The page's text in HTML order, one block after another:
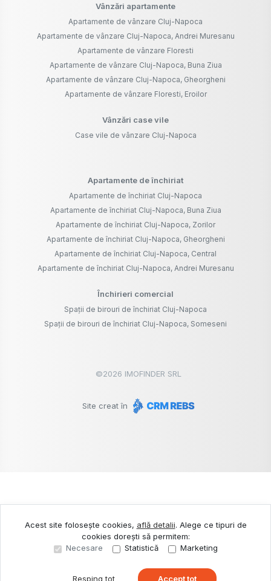
Vânzări apartamente
Apartamente de vânzare Cluj-Napoca
Apartamente de vânzare Cluj-Napoca, Andrei Muresanu
Apartamente de vânzare Floresti
Apartamente de vânzare Cluj-Napoca, Buna Ziua
Apartamente de vânzare Cluj-Napoca, Gheorgheni
Apartamente de vânzare Floresti, Eroilor
Vânzări case vile
Case vile de vânzare Cluj-Napoca
Apartamente de închiriat
Apartamente de închiriat Cluj-Napoca
Apartamente de închiriat Cluj-Napoca, Buna Ziua
Apartamente de închiriat Cluj-Napoca, Zorilor
Apartamente de închiriat Cluj-Napoca, Gheorgheni
Apartamente de închiriat Cluj-Napoca, Central
Apartamente de închiriat Cluj-Napoca, Andrei Muresanu
Închirieri comercial
Spații de birouri de închiriat Cluj-Napoca
Spații de birouri de închiriat Cluj-Napoca, Someseni
©2026 IMOFINDER SRL
Site creat în
Acest site folosește cookies, află detalii. Alege ce tipuri de
cookies dorești să permitem:
Necesare
Statistică Marketing
Resping tot Accept tot